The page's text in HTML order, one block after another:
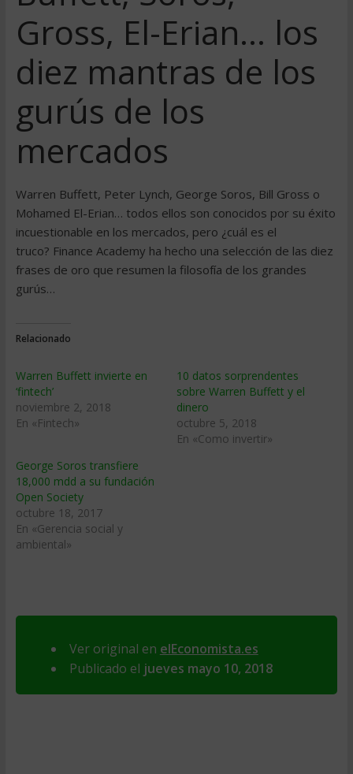
Gross, El-Erian… los
diez mantras de los
gurús de los
mercados
Warren Buffett, Peter Lynch, George Soros, Bill Gross o
Mohamed El-Erian… todos ellos son conocidos por su éxito
incuestionable en los mercados, pero ¿cuál es el
truco? Finance Academy ha hecho una selección de las diez
frases de oro que resumen la filosofía de los grandes
gurús…
Relacionado
Warren Buffett invierte en
‘fintech’
noviembre 2, 2018
En «Fintech»
10 datos sorprendentes
sobre Warren Buffett y el
dinero
octubre 5, 2018
En «Como invertir»
George Soros transfiere
18,000 mdd a su fundación
Open Society
octubre 18, 2017
En «Gerencia social y
ambiental»
Ver original en elEconomista.es
Publicado el jueves mayo 10, 2018